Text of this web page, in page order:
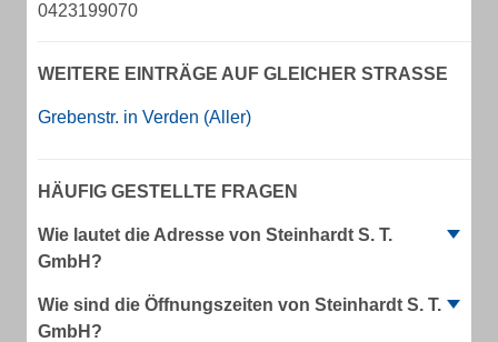
0423199070
WEITERE EINTRÄGE AUF GLEICHER STRASSE
Grebenstr. in Verden (Aller)
HÄUFIG GESTELLTE FRAGEN
Wie lautet die Adresse von Steinhardt S. T.
GmbH?
Wie sind die Öffnungszeiten von Steinhardt S. T.
GmbH?